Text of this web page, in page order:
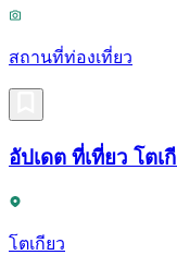
สถานที่ท่องเที่ยว
อัปเดต ที่เที่ยว โต
โตเกียว